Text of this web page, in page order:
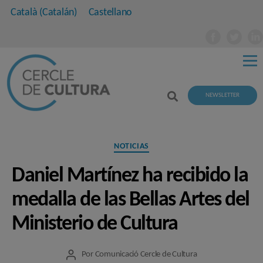
Català (Catalán) Castellano
NEWSLETTER
Categorías
NOTICIAS
Daniel Martínez ha recibido la
medalla de las Bellas Artes del
Ministerio de Cultura
Autor
Por Comunicació Cercle de Cultura